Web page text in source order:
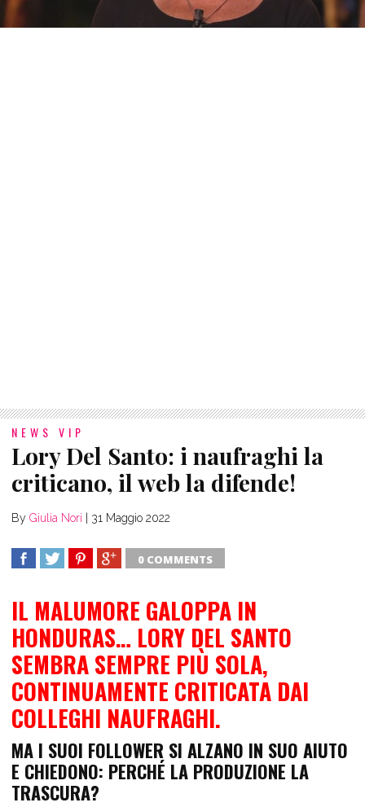
NEWS VIP
Lory Del Santo: i naufraghi la
criticano, il web la difende!
By Giulia Nori 31 Maggio 2022
0 COMMENTS
IL MALUMORE GALOPPA IN
HONDURAS… LORY DEL SANTO
SEMBRA SEMPRE PIÙ SOLA,
CONTINUAMENTE CRITICATA DAI
COLLEGHI NAUFRAGHI.
MA I SUOI FOLLOWER SI ALZANO IN SUO AIUTO
E CHIEDONO: PERCHÉ LA PRODUZIONE LA
TRASCURA?